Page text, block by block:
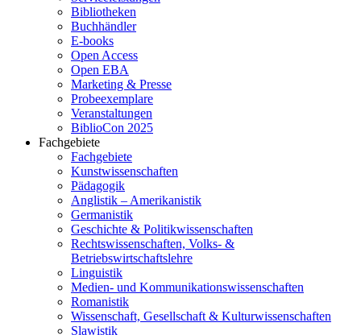
Bibliotheken
Buchhändler
E-books
Open Access
Open EBA
Marketing & Presse
Probeexemplare
Veranstaltungen
BiblioCon 2025
Fachgebiete
Fachgebiete
Kunstwissenschaften
Pädagogik
Anglistik – Amerikanistik
Germanistik
Geschichte & Politikwissenschaften
Rechtswissenschaften, Volks- &
Betriebswirtschaftslehre
Linguistik
Medien- und Kommunikationswissenschaften
Romanistik
Wissenschaft, Gesellschaft & Kulturwissenschaften
Slawistik